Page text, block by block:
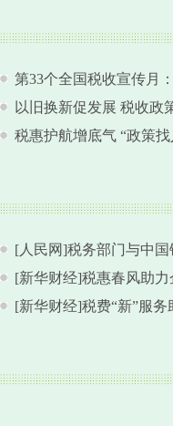
第33个全国税收宣传月
以旧换新促发展 税收政
税惠护航增底气 “政策
[人民网]税务部门与中
[新华财经]税惠春风助力
[新华财经]税费“新”服